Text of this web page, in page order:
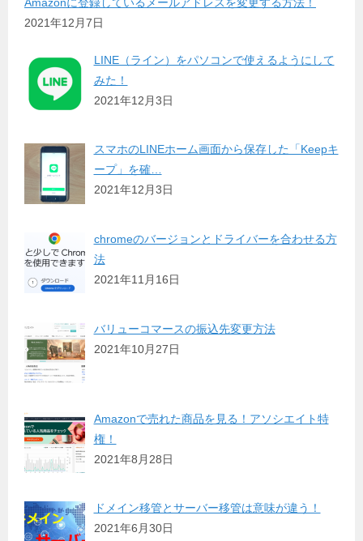
2021年12月7日
LINE（ライン）をパソコンで使えるようにして
みた！
2021年12月3日
スマホのLINEホーム画面から保存した「Keepキ
ープ」を確…
2021年12月3日
chromeのバージョンとドライバーを合わせる方
法
2021年11月16日
バリューコマースの振込先変更方法
2021年10月27日
Amazonで売れた商品を見る！アソシエイト特
権！
2021年8月28日
ドメイン移管とサーバー移管は意味が違う！
2021年6月30日